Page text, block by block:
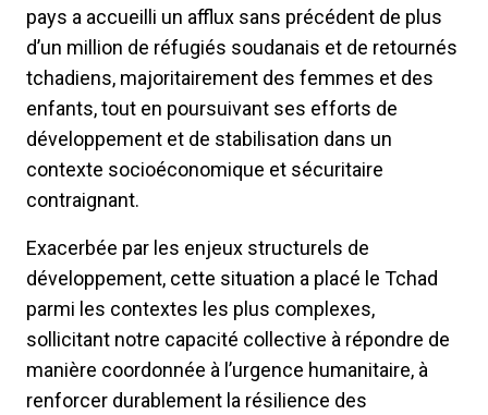
pays a accueilli un afflux sans précédent de plus
d’un million de réfugiés soudanais et de retournés
tchadiens, majoritairement des femmes et des
enfants, tout en poursuivant ses efforts de
développement et de stabilisation dans un
contexte socioéconomique et sécuritaire
contraignant.
Exacerbée par les enjeux structurels de
développement, cette situation a placé le Tchad
parmi les contextes les plus complexes,
sollicitant notre capacité collective à répondre de
manière coordonnée à l’urgence humanitaire, à
renforcer durablement la résilience des